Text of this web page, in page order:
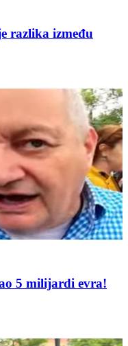
razlika između
5 milijardi evra!